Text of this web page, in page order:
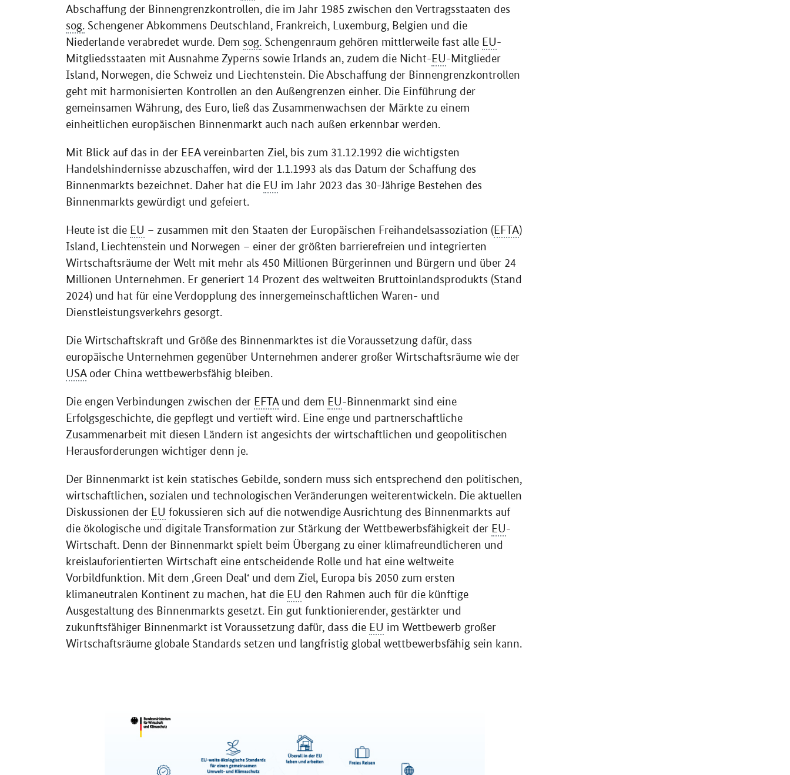
Abschaffung der Binnengrenzkontrollen, die im Jahr 1985 zwischen den Vertragsstaaten des
sog. Schengener Abkommens Deutschland, Frankreich, Luxemburg, Belgien und die
Niederlande verabredet wurde. Dem sog. Schengenraum gehören mittlerweile fast alle EU-
Mitgliedsstaaten mit Ausnahme Zyperns sowie Irlands an, zudem die Nicht-EU-Mitglieder
Island, Norwegen, die Schweiz und Liechtenstein. Die Abschaffung der Binnengrenzkontrollen
geht mit harmonisierten Kontrollen an den Außengrenzen einher. Die Einführung der
gemeinsamen Währung, des Euro, ließ das Zusammenwachsen der Märkte zu einem
einheitlichen europäischen Binnenmarkt auch nach außen erkennbar werden.
Mit Blick auf das in der EEA vereinbarten Ziel, bis zum 31.12.1992 die wichtigsten
Handelshindernisse abzuschaffen, wird der 1.1.1993 als das Datum der Schaffung des
Binnenmarkts bezeichnet. Daher hat die EU im Jahr 2023 das 30-Jährige Bestehen des
Binnenmarkts gewürdigt und gefeiert.
Heute ist die EU – zusammen mit den Staaten der Europäischen Freihandelsassoziation (EFTA)
Island, Liechtenstein und Norwegen – einer der größten barrierefreien und integrierten
Wirtschaftsräume der Welt mit mehr als 450 Millionen Bürgerinnen und Bürgern und über 24
Millionen Unternehmen. Er generiert 14 Prozent des weltweiten Bruttoinlandsprodukts (Stand
2024) und hat für eine Verdopplung des innergemeinschaftlichen Waren- und
Dienstleistungsverkehrs gesorgt.
Die Wirtschaftskraft und Größe des Binnenmarktes ist die Voraussetzung dafür, dass
europäische Unternehmen gegenüber Unternehmen anderer großer Wirtschaftsräume wie der
USAoder China wettbewerbsfähig bleiben.
Die engen Verbindungen zwischen der EFTAund dem EU-Binnenmarkt sind eine
Erfolgsgeschichte, die gepflegt und vertieft wird. Eine enge und partnerschaftliche
Zusammenarbeit mit diesen Ländern ist angesichts der wirtschaftlichen und geopolitischen
Herausforderungen wichtiger denn je.
Der Binnenmarkt ist kein statisches Gebilde, sondern muss sich entsprechend den politischen,
wirtschaftlichen, sozialen und technologischen Veränderungen weiterentwickeln. Die aktuellen
Diskussionen der EU fokussieren sich auf die notwendige Ausrichtung des Binnenmarkts auf
die ökologische und digitale Transformation zur Stärkung der Wettbewerbsfähigkeit der EU-
Wirtschaft. Denn der Binnenmarkt spielt beim Übergang zu einer klimafreundlicheren und
kreislauforientierten Wirtschaft eine entscheidende Rolle und hat eine weltweite
Vorbildfunktion. Mit dem ‚Green Deal‘ und dem Ziel, Europa bis 2050 zum ersten
klimaneutralen Kontinent zu machen, hat die EU den Rahmen auch für die künftige
Ausgestaltung des Binnenmarkts gesetzt. Ein gut funktionierender, gestärkter und
zukunftsfähiger Binnenmarkt ist Voraussetzung dafür, dass die EU im Wettbewerb großer
Wirtschaftsräume globale Standards setzen und langfristig global wettbewerbsfähig sein kann.